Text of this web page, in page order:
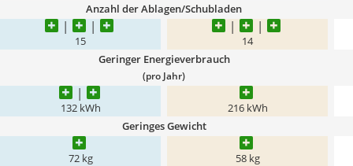
Anzahl der Ablagen/Schubladen
15 14
Geringer Energieverbrauch
(pro Jahr)
‎132 kWh ‎216 kWh
Geringes Gewicht
72 kg 58 kg